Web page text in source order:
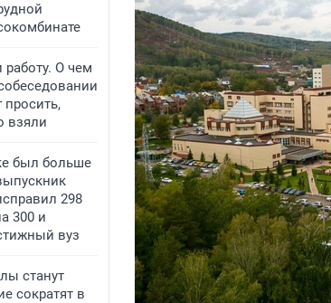
О чем
просить,
взяли
был больше
298
300 и
вуз
станут
сократят в